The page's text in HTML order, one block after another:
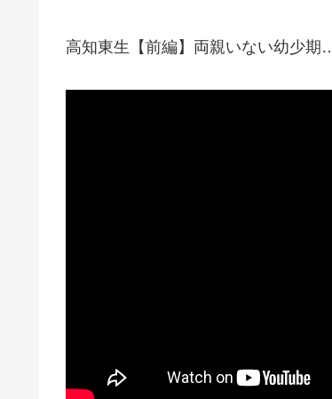
高知東生【前編】両親いない幼少